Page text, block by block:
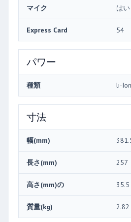
マイク はい
Express Card 54
パワー
種類 li-Ion
寸法
幅(mm)
長さ(mm) 257
高さ(mm)の 35.5
質量(kg) 2.82